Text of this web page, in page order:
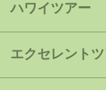
ハワイツアー
エクセレント